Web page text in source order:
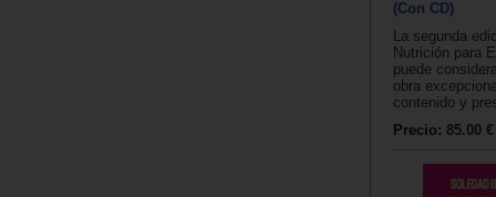
(Con CD)
La segunda
Nutrición para
puede
obra
contenido y
Precio: 85.00 €